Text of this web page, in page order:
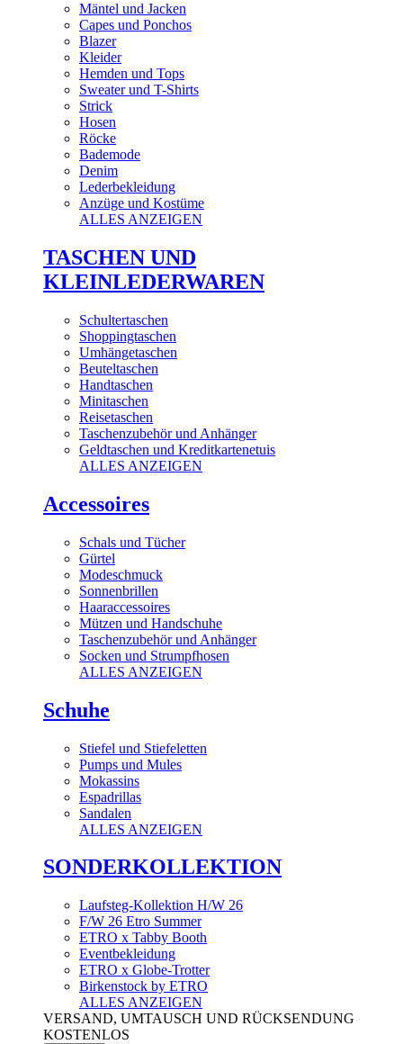
Mäntel und Jacken
Capes und Ponchos
Blazer
Kleider
Hemden und Tops
Sweater und T-Shirts
Strick
Hosen
Röcke
Bademode
Denim
Lederbekleidung
Anzüge und Kostüme
ALLES ANZEIGEN
TASCHEN UND
KLEINLEDERWAREN
Schultertaschen
Shoppingtaschen
Umhängetaschen
Beuteltaschen
Handtaschen
Minitaschen
Reisetaschen
Taschenzubehör und Anhänger
Geldtaschen und Kreditkartenetuis
ALLES ANZEIGEN
Accessoires
Schals und Tücher
Gürtel
Modeschmuck
Sonnenbrillen
Haaraccessoires
Mützen und Handschuhe
Taschenzubehör und Anhänger
Socken und Strumpfhosen
ALLES ANZEIGEN
Schuhe
Stiefel und Stiefeletten
Pumps und Mules
Mokassins
Espadrillas
Sandalen
ALLES ANZEIGEN
SONDERKOLLEKTION
Laufsteg-Kollektion H/W 26
F/W 26 Etro Summer
ETRO x Tabby Booth
Eventbekleidung
ETRO x Globe-Trotter
Birkenstock by ETRO
ALLES ANZEIGEN
VERSAND, UMTAUSCH UND RÜCKSENDUNG
KOSTENLOS